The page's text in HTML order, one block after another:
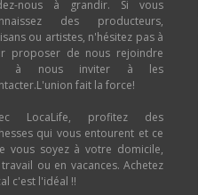
nous à grandir. Si vous
des producteurs,
ou artistes, n'hésitez pas à
proposer de nous rejoindre
à nous inviter à les
fait la force!
LocaLife, profitez des
qui vous entourent et ce
vous soyez à votre domicile,
ou en vacances. Achetez
c'est l'idéal !!